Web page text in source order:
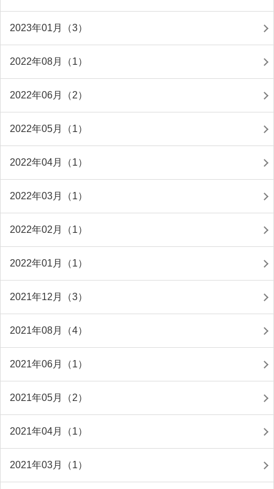
2023年01月（3）
2022年08月（1）
2022年06月（2）
2022年05月（1）
2022年04月（1）
2022年03月（1）
2022年02月（1）
2022年01月（1）
2021年12月（3）
2021年08月（4）
2021年06月（1）
2021年05月（2）
2021年04月（1）
2021年03月（1）